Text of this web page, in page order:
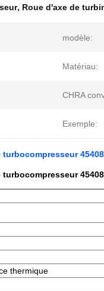
, Roue d'axe de
modèle:
Matériau:
CHRA
Exemple:
thermique